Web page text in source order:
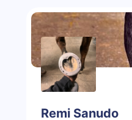
Remi Sanudo